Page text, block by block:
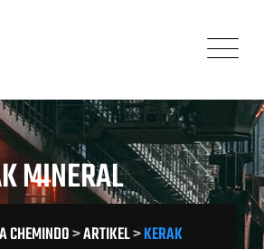
MINERAL
CHEMINDO>ARTIKEL>KERAK